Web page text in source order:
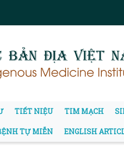
TIẾT NIỆU TIM MẠCH
TỰ MIỄN ENGLISH